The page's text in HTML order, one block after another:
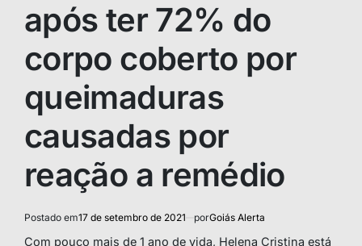
após ter 72% do
corpo coberto por
queimaduras
causadas por
reação a remédio
Postado em17 de setembro de 2021 porGoiás Alerta
Com pouco mais de 1 ano de vida, Helena Cristina está